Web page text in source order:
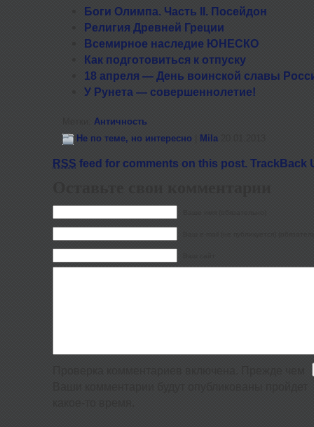
Боги Олимпа. Часть II. Посейдон
Религия Древней Греции
Всемирное наследие ЮНЕСКО
Как подготовиться к отпуску
18 апреля — День воинской славы
У Рунета — совершеннолетие!
Метки: Античность
Не по теме, но интересно
Mila 20.01.2013
RSS feed for comments on this post. TrackBack
Оставьте свои комментарии
Ваше имя (обязательно)
Ваш e-mail (не публикуется)
Ваш сайт
Проверка комментариев включена. Прежде чем
Ваши комментарии будут опубликованы пройдет
какое-то время.